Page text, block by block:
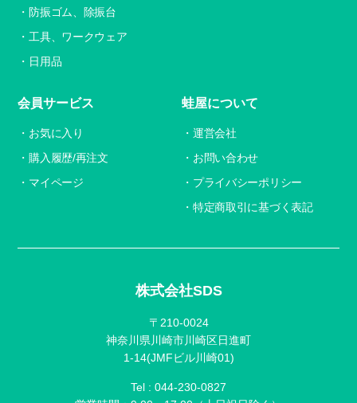
株式会社SDS
〒210-0024
神奈川県川崎市川崎区日進町
1-14(JMFビル川崎01)
Tel : 044-230-0827
防振ゴム、除振台
工具、ワークウェア
日用品
会員サービス
お気に入り
購入履歴/再注文
マイページ
蛙屋について
運営会社
お問い合わせ
プライバシーポリシー
特定商取引に基づく表記